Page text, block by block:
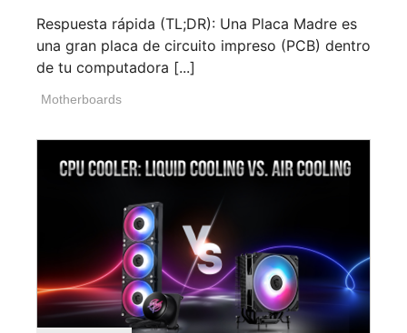
Respuesta rápida (TL;DR): Una Placa Madre es
una gran placa de circuito impreso (PCB) dentro
de tu computadora [...]
Motherboards